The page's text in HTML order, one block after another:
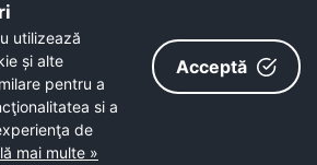
2026 -
License
utilizează
și alte
pentru a
si a
de
mai multe »
Acceptă